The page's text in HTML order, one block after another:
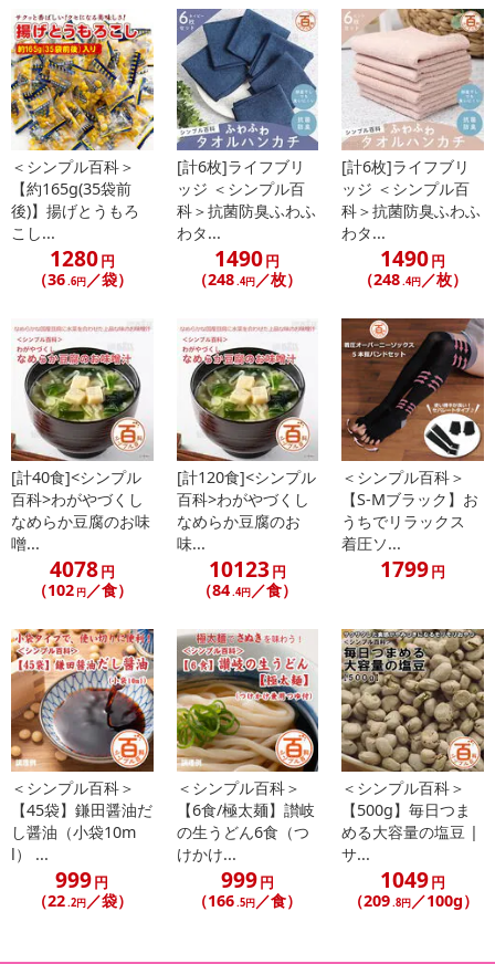
【お支払いについて】
※お支払い方法は、電話料金合算払い、クレジットカード払い、dポ
イントがご利用いただけます。
【発送・お届け・商品について】
※お申込み頂きました商品の同梱、お届けの日時指定はいたしかね
ます。
※お客様のご都合でお受取りいただけない場合、商品の再発送や返
金はいたしかねます。
また、お届け日時のご指定は、お受けできません。宅配業者からの
不在票にてご対応ください。
日が異なります。
※dショッピングサンプル百貨店よりお届けする商品は、ご利用いた
だいた後のご感想をいただくことを目的としており、転売等は固く
禁じます。
転売等、目的以外での利用が確認された場合は、サービス利用を停
止させていただきます。
【配送伝票番号について】
※こちらの商品については商品の発送完了後、
配送伝票番号がマイページに表示されない場合もございます。予
めご了承ください。
発送日カレンダー
休業日
＜シンプル百科＞
【約165g(35袋前
後)】揚げとうもろ
こし...
1280円
（36.6円／袋）
[計6枚]ライフブリ
ッジ ＜シンプル百
科＞抗菌防臭ふわふ
わタ...
1490円
（248.4円／枚）
[計6枚]ライフブリ
ッジ ＜シンプル百
科＞抗菌防臭ふわふ
わタ...
1490円
（248.4円／枚）
[計40食]<シンプル
百科>わがやづくし
なめらか豆腐のお味
噌...
4078円
（102 円／食）
[計120食]<シンプル
百科>わがやづくし
なめらか豆腐のお
味...
10123円
（84.4円／食）
＜シンプル百科＞
【S-Mブラック】お
うちでリラックス
着圧ソ...
1799円
＜シンプル百科＞
【45袋】鎌田醤油だ
し醤油（小袋10m
l） ...
999円
（22.2円／袋）
＜シンプル百科＞
【6食/極太麺】讃岐
の生うどん6食（つ
けかけ...
999円
（166.5円 ／食）
＜シンプル百科＞
【500g】毎日つま
める大容量の塩豆 |
サ...
1049円
（209.8円／100g）